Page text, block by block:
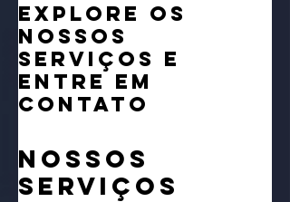
Explore os
nossos
serviços e
entre em
contato
Nossos
serviços